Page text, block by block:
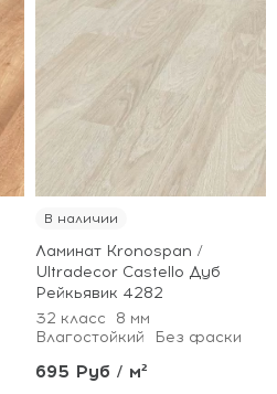
В наличии
Ламинат Kronospan /
Ultradecor Castello Дуб
Рейкьявик 4282
32 класс
8 мм
Влагостойкий
Без фаски
695 Руб / м²